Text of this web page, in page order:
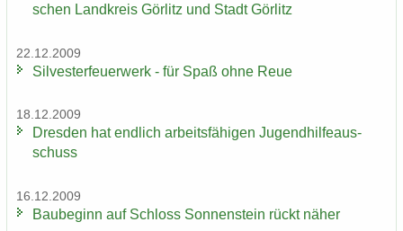
schen Land­kreis Gör­litz und Stadt Gör­litz
22.12.2009
Sil­ves­ter­feu­er­werk - für Spaß ohne Reue
18.12.2009
Dres­den hat end­lich ar­beits­fä­hi­gen Ju­gend­hil­fe­aus­
schuss
16.12.2009
Bau­be­ginn auf Schloss Son­nen­stein rückt näher